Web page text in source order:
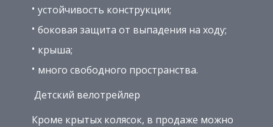
устойчивость конструкции;
боковая защита от выпадения на ходу;
крыша;
много свободного пространства.
Детский велотрейлер
Кроме крытых колясок, в продаже можно